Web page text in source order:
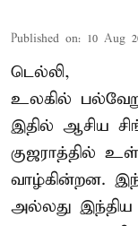
Published on: 10 Aug
டெல்லி,
உலகில்
இதில் ஆசிய
குஜராத்தில்
வாழ்கின்றன.
அல்லது இந்திய